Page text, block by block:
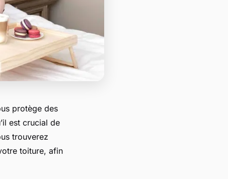
protège des
est crucial de
trouverez
toiture, afin